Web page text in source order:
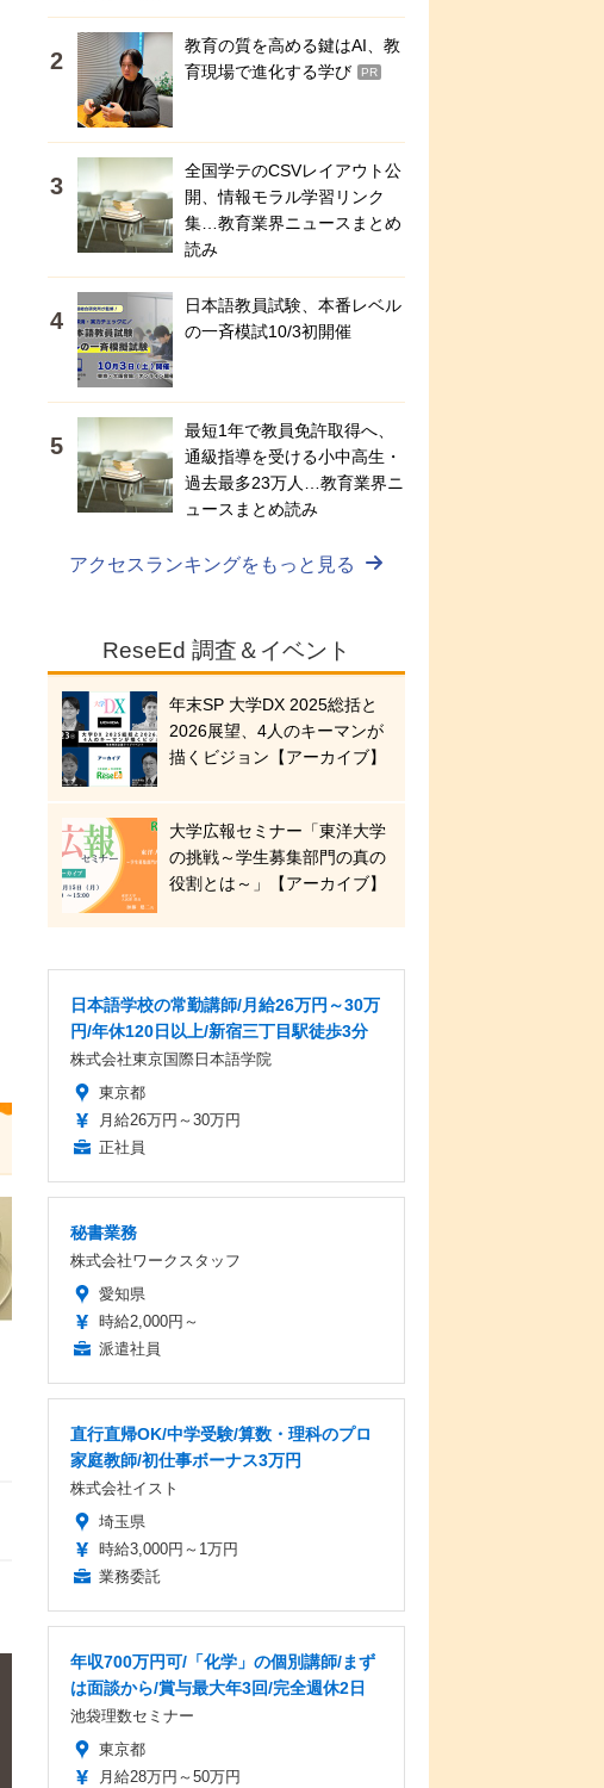
教育の質を高める鍵はAI、教
育現場で進化する学び
PR
全国学テのCSVレイアウト公
開、情報モラル学習リンク
集…教育業界ニュースまとめ
読み
日本語教員試験、本番レベル
の一斉模試10/3初開催
最短1年で教員免許取得へ、
通級指導を受ける小中高生・
過去最多23万人…教育業界ニ
ュースまとめ読み
アクセスランキングをもっと見る
ReseEd 調査＆イベント
年末SP 大学DX 2025総括と
2026展望、4人のキーマンが
描くビジョン【アーカイブ】
大学広報セミナー「東洋大学
の挑戦～学生募集部門の真の
役割とは～」【アーカイブ】
日本語学校の常勤講師/月給26万円～30万
円/年休120日以上/新宿三丁目駅徒歩3分
株式会社東京国際日本語学院
東京都
月給26万円～30万円
正社員
秘書業務
株式会社ワークスタッフ
愛知県
時給2,000円～
派遣社員
直行直帰OK/中学受験/算数・理科のプロ
家庭教師/初仕事ボーナス3万円
株式会社イスト
埼玉県
時給3,000円～1万円
業務委託
年収700万円可/「化学」の個別講師/まず
は面談から/賞与最大年3回/完全週休2日
池袋理数セミナー
東京都
月給28万円～50万円